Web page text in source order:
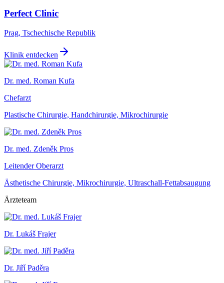
Perfect Clinic
Prag, Tschechische Republik
Klinik entdecken
Dr. med. Roman Kufa
Chefarzt
Plastische Chirurgie, Handchirurgie, Mikrochirurgie
Dr. med. Zdeněk Pros
Leitender Oberarzt
Ästhetische Chirurgie, Mikrochirurgie, Ultraschall-Fettabsaugung
Ärzteteam
Dr. Lukáš Frajer
Dr. Jiří Paděra